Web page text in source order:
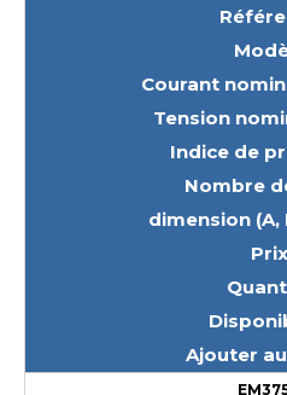
Courant
Tension
Indice de
Nombre
dimension (A,
Prix
Ajouter